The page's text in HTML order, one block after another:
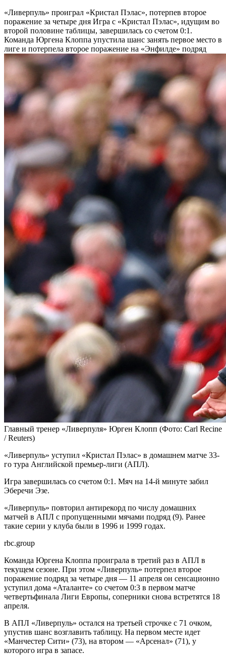
«Ливерпуль» проиграл «Кристал Пэлас», потерпев второе
поражение за четыре дня Игра с «Кристал Пэлас», идущим во
второй половине таблицы, завершилась со счетом 0:1.
Команда Юргена Клоппа упустила шанс занять первое место в
лиге и потерпела второе поражение на «Энфилде» подряд
Главный тренер «Ливерпуля» Юрген Клопп (Фото: Carl Recine
/ Reuters)
«Ливерпуль» уступил «Кристал Пэлас» в домашнем матче 33-
го тура Английской премьер-лиги (АПЛ).
Игра завершилась со счетом 0:1. Мяч на 14-й минуте забил
Эберечи Эзе.
«Ливерпуль» повторил антирекорд по числу домашних
матчей в АПЛ с пропущенными мячами подряд (9). Ранее
такие серии у клуба были в 1996 и 1999 годах.
rbc.group
Команда Юргена Клоппа проиграла в третий раз в АПЛ в
текущем сезоне. При этом «Ливерпуль» потерпел второе
поражение подряд за четыре дня — 11 апреля он сенсационно
уступил дома «Аталанте» со счетом 0:3 в первом матче
четвертьфинала Лиги Европы, соперники снова встретятся 18
апреля.
В АПЛ «Ливерпуль» остался на третьей строчке с 71 очком,
упустив шанс возглавить таблицу. На первом месте идет
«Манчестер Сити» (73), на втором — «Арсенал» (71), у
которого игра в запасе.